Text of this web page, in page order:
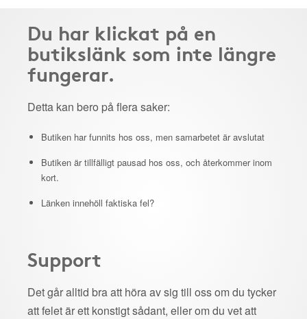
Du har klickat på en
butikslänk som inte längre
fungerar.
Detta kan bero på flera saker:
Butiken har funnits hos oss, men samarbetet är avslutat
Butiken är tillfälligt pausad hos oss, och återkommer inom
kort.
Länken innehöll faktiska fel?
Support
Det går alltid bra att höra av sig till oss om du tycker
att felet är ett konstigt sådant, eller om du vet att